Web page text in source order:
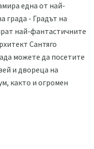
една от най-
града - Градът на
най-фантастичните
Сантяго
можете да посетите
и двореца на
както и огромен